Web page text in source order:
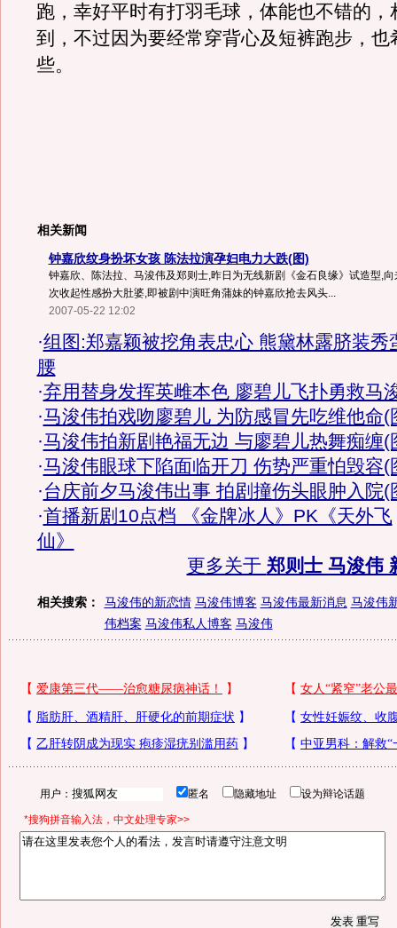
跑，幸好平时有打羽毛球，体能也不错的，
到，不过因为要经常穿背心及短裤跑步，也
些。
相关新闻
钟嘉欣纹身扮坏女孩 陈法拉演孕妇电力大跌(图)
钟嘉欣、陈法拉、马浚伟及郑则士,昨日为无线新剧《金石良缘》试造型,
次收起性感扮大肚婆,即被剧中演旺角蒲妹的钟嘉欣抢去风头...
2007-05-22 12:02
·组图:郑嘉颖被挖角表忠心 熊黛林露脐装秀
腰
·弃用替身发挥英雌本色 廖碧儿飞扑勇救马
·马浚伟拍戏吻廖碧儿 为防感冒先吃维他命(
·马浚伟拍新剧艳福无边 与廖碧儿热舞痴缠(
·马浚伟眼球下陷面临开刀 伤势严重怕毁容(
·台庆前夕马浚伟出事 拍剧撞伤头眼肿入院(
·首播新剧10点档 《金牌冰人》PK《天外飞
仙》
更多关于 郑则士 马浚伟
相关搜索： 马浚伟的新恋情 马浚伟博客 马浚伟最新消息 马浚伟
伟档案 马浚伟私人博客 马浚伟
用户： 匿名 隐藏地址 设为辩论话题
*搜狗拼音输入法，中文处理专家>>